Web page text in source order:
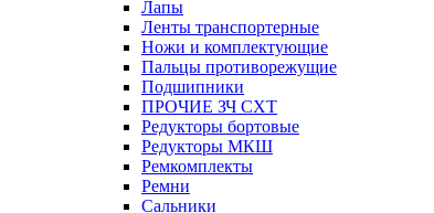
Лапы
Ленты транспортерные
Ножи и комплектующие
Пальцы противорежущие
Подшипники
ПРОЧИЕ ЗЧ СХТ
Редукторы бортовые
Редукторы МКШ
Ремкомплекты
Ремни
Сальники